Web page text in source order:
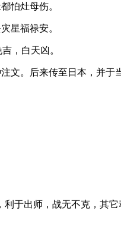
怕灶母伤。
星福禄安。
，白天凶。
文。后来传至日本，并于
于出师，战无不克，其它